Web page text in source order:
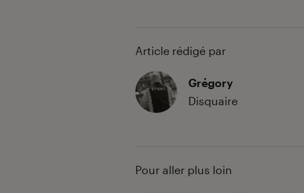
Article rédigé par
Grégory
Disquaire
Pour aller plus loin